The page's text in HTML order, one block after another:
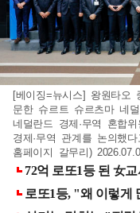
[베이징=뉴시스] 왕원타
문한 슈르트 슈르츠마 네
네덜란드 경제·무역 혼합
경제·무역 관계를 논의했
홈페이지 갈무리)